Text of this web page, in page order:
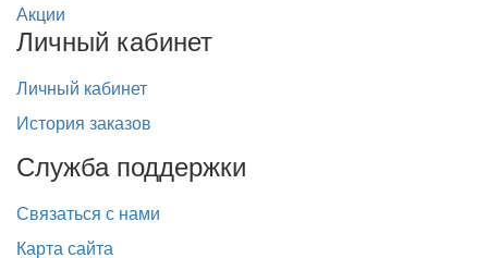
Акции
Личный кабинет
Личный кабинет
История заказов
Служба поддержки
Связаться с нами
Карта сайта